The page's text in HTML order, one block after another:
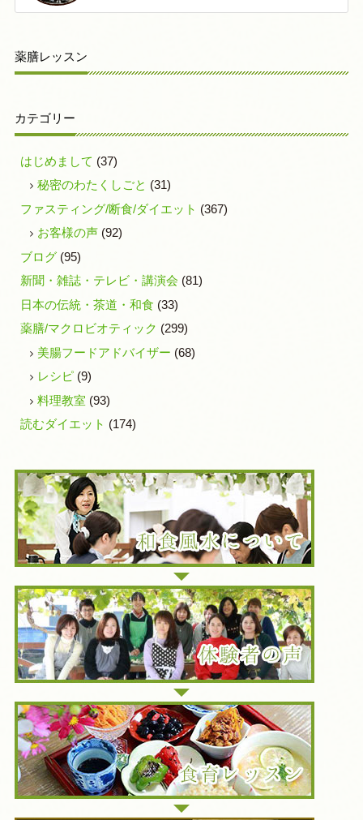
薬膳レッスン
カテゴリー
はじめまして (37)
秘密のわたくしごと (31)
ファスティング/断食/ダイエット (367)
お客様の声 (92)
ブログ (95)
新聞・雑誌・テレビ・講演会 (81)
日本の伝統・茶道・和食 (33)
薬膳/マクロビオティック (299)
美腸フードアドバイザー (68)
レシピ (9)
料理教室 (93)
読むダイエット (174)